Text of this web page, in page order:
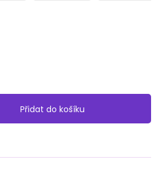
Přidat do košíku